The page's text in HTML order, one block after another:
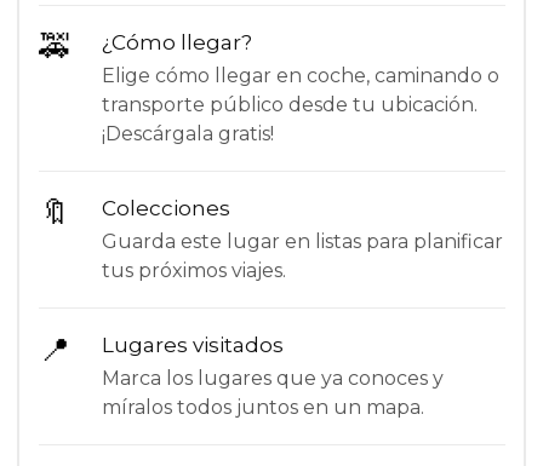
🚕 ¿Cómo llegar?
Elige cómo llegar en coche, caminando o
transporte público desde tu ubicación.
¡Descárgala gratis!
🔖 Colecciones
Guarda este lugar en listas para planificar
tus próximos viajes.
📍 Lugares visitados
Marca los lugares que ya conoces y
míralos todos juntos en un mapa.